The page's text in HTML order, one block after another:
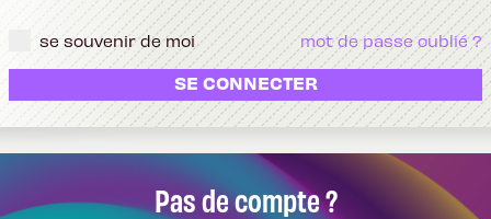
Pas de compte ?
se souvenir de moi mot de passe oublié ?
SE CONNECTER